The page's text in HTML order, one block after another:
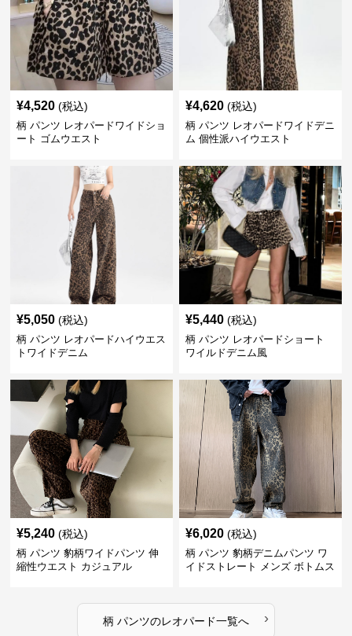
¥4,520 (税込)
柄 パンツ レオパードワイドショ
ート ゴムウエスト
¥4,620 (税込)
柄 パンツ レオパードワイドデニ
ム 個性派ハイウエスト
¥5,050 (税込)
柄 パンツ レオパードハイウエス
トワイドデニム
¥5,440 (税込)
柄 パンツ レオパードショート
ワイルドデニム風
¥5,240 (税込)
柄 パンツ 豹柄ワイドパンツ 伸
縮性ウエスト カジュアル
¥6,020 (税込)
柄 パンツ 豹柄デニムパンツ ワ
イドストレート メンズ ボトムス
柄 パンツのレオパード一覧へ ›